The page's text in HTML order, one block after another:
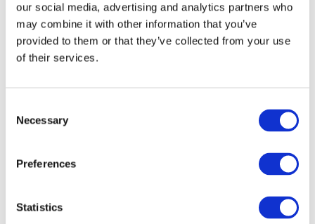
our social media, advertising and analytics partners who
may combine it with other information that you’ve
provided to them or that they’ve collected from your use
of their services.
Selection
Necessary
Preferences
Statistics
Összes